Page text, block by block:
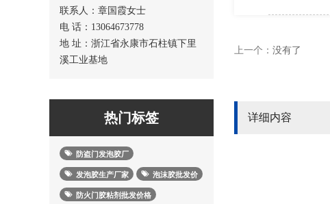
联系人：章国霞女士
电 话：13064673778
地 址：浙江省永康市石柱镇下里
溪工业基地
热门标签
防盗门发泡胶厂
发泡胶生产厂家 泡沫胶批发价
防火门胶粘剂批发价格
上一个： 没有了
详细内容